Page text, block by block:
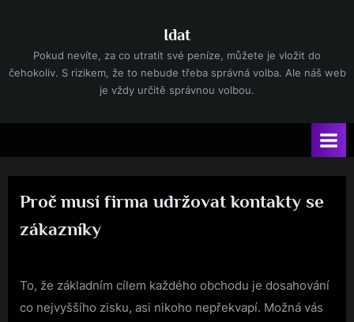
content
Idat
Pokud nevíte, za co utratit své peníze, můžete je vložit do
čehokoliv. S rizikem, že to nebude třeba správná volba. Ale náš web
je vždy určitě správnou volbou.
Proč musí firma udržovat kontakty se
zákazníky
on
To, že základním cílem každého obchodu je dosahování
co nejvyššího zisku, asi nikoho nepřekvapí. Možná vás